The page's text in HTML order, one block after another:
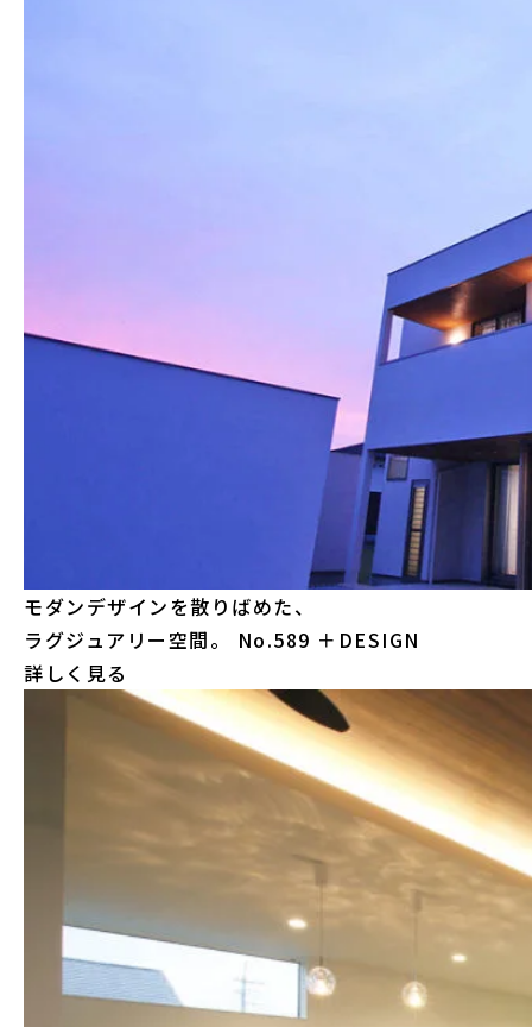
モダンデザインを散りばめた、
ラグジュアリー空間。
No.589 ＋DESIGN
詳しく見る